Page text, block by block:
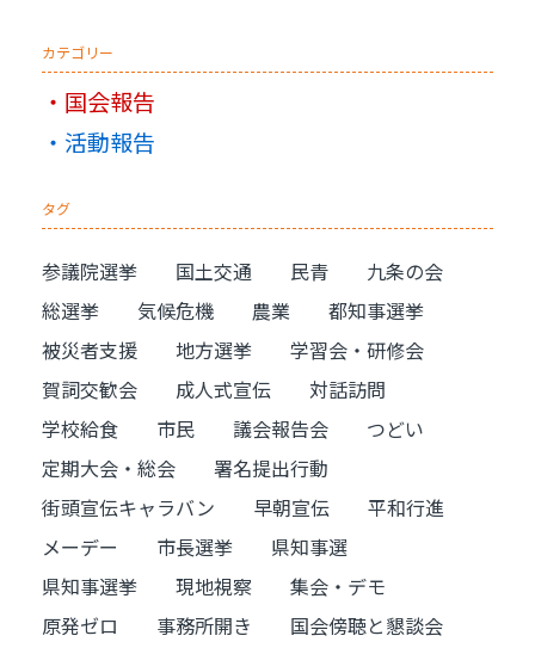
カテゴリー
国会報告
活動報告
タグ
参議院選挙 国土交通 民青
九条の会
総選挙
気候危機 農業
都知事選挙
被災者支援
地方選挙
学習会・研修会
賀詞交歓会
成人式宣伝
対話訪問
学校給食
市民 議会報告会
つどい
定期大会・総会
署名提出行動
街頭宣伝キャラバン
早朝宣伝
平和行進
メーデー
市長選挙
県知事選
県知事選挙
現地視察
集会・デモ
原発ゼロ
事務所開き
国会傍聴と懇談会